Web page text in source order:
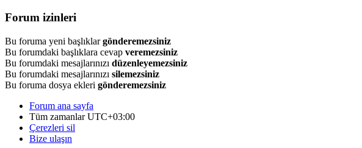
Forum izinleri
Bu foruma yeni başlıklargönderemezsiniz
Bu forumdaki başlıklara cevap veremezsiniz
Bu forumdaki mesajlarınızı düzenleyemezsiniz
Bu forumdaki mesajlarınızı silemezsiniz
Bu foruma dosya ekleri gönderemezsiniz
Forum ana sayfa
Tüm zamanlarUTC+03:00
Çerezleri sil
Bize ulaşın